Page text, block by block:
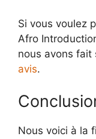
Si vous voulez
Afro
nous avons fait
avis.
Nous voici à la